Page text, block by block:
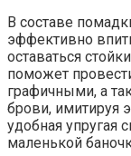
В составе
эффективно
оставаться
поможет
графичными, а
брови, имитируя
удобная упругая
маленькой